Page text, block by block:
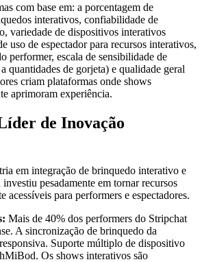
com base em: a porcentagem de
interativos, confiabilidade de
variedade de dispositivos interativos
uso de espectador para recursos interativos,
performer, escala de sensibilidade de
quantidades de gorjeta) e qualidade geral
criam plataformas onde shows
aprimoram experiência.
de Inovação
em integração de brinquedo interativo e
pesadamente em tornar recursos
acessíveis para performers e espectadores.
Mais de 40% dos performers do Stripchat
A sincronização de brinquedo da
Suporte múltiplo de dispositivo
Os shows interativos são